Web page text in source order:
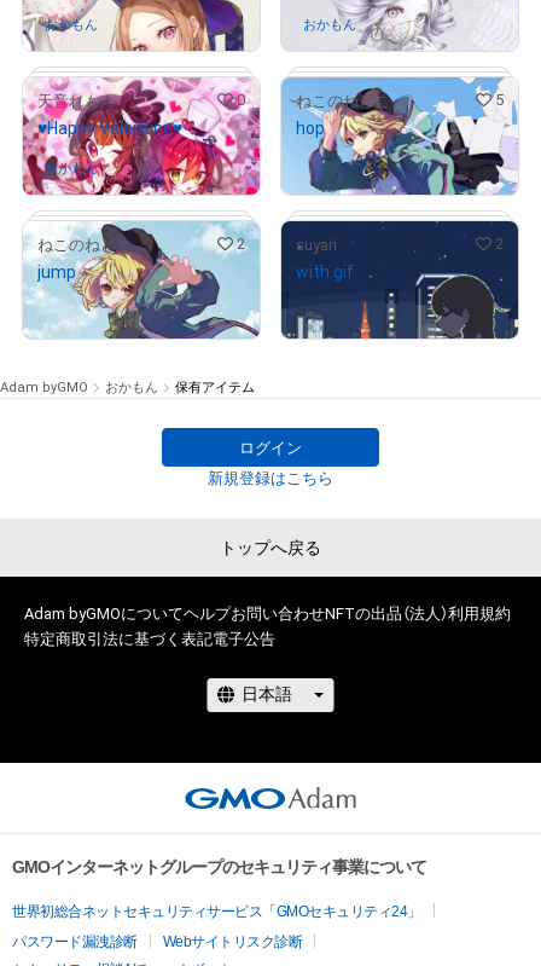
# 2/5
# 4/15
おかもん さんが保有中
# 4/15
おかもんさんが保有中
# 2/20
天音れもん 0
♥Happy Valentine♥
おかもんさんが保有中
# 4/5
ねこのねどこ 5
hop
100,000
# 2/5
ねこのねどこ 2
jump
¥ 100,000
suyari 2
with.gif
100,000
Adam byGMO おかもん 保有アイテム
ログイン
新規登録はこちら
トップへ戻る
Adam byGMOについてヘルプお問い合わせNFTの出品（法人）利用規約
特定商取引法に基づく表記電子公告
GMOインターネットグループのセキュリティ事業について
世界初総合ネットセキュリティサービス「GMOセキュリティ24」
パスワード漏洩診断
Webサイトリスク診断